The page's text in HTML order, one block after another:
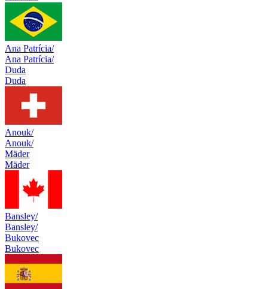
Ana Patrícia/
Ana Patrícia/
Duda
Duda
Anouk/
Anouk/
Mäder
Mäder
Bansley/
Bansley/
Bukovec
Bukovec